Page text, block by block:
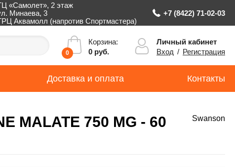
«Самолет», 2 этаж
Минаева, 3
Аквамолл (напротив Спортмастера)
+7 (8422) 71-02-03
0
Корзина:
0 руб.
Личный кабинет
Вход / Регистрация
Доставка и оплата Контакты
MALATE 750 MG - 60
Swanson